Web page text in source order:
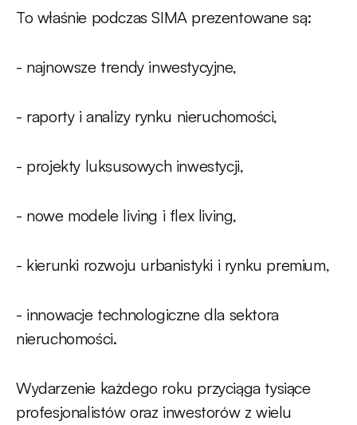
To właśnie podczas SIMA prezentowane są:
- najnowsze trendy inwestycyjne,
- raporty i analizy rynku nieruchomości,
- projekty luksusowych inwestycji,
- nowe modele living i flex living,
- kierunki rozwoju urbanistyki i rynku premium,
- innowacje technologiczne dla sektora
nieruchomości.
Wydarzenie każdego roku przyciąga tysiące
profesjonalistów oraz inwestorów z wielu